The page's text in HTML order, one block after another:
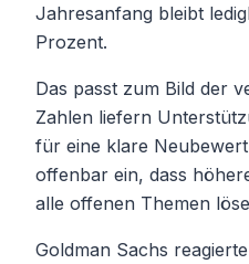
Jahresanfang bleibt
Prozent.
Das passt zum Bild der
Zahlen liefern
für eine klare
offenbar ein, dass
alle offenen Themen
Goldman Sachs